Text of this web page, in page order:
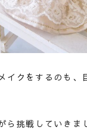
イクをするのも、
ら挑戦していきま